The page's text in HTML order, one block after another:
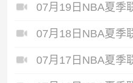
07月19日NBA夏季
07月18日NBA夏季
07月17日NBA夏季